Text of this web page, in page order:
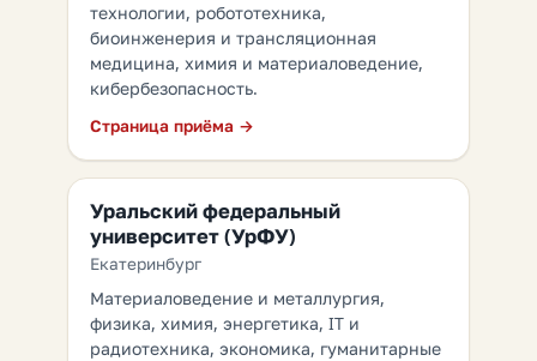
технологии, робототехника,
биоинженерия и трансляционная
медицина, химия и материаловедение,
кибербезопасность.
Страница приёма →
Уральский федеральный
университет (УрФУ)
Екатеринбург
Материаловедение и металлургия,
физика, химия, энергетика, IT и
радиотехника, экономика, гуманитарные